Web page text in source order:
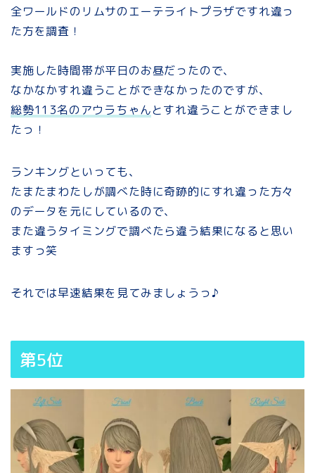
全ワールドのリムサのエーテライトプラザですれ違っ
た方を調査！
実施した時間帯が平日のお昼だったので、
なかなかすれ違うことができなかったのですが、
総勢113名のアウラちゃんとすれ違うことができまし
たっ！
ランキングといっても、
たまたまわたしが調べた時に奇跡的にすれ違った方々
のデータを元にしているので、
また違うタイミングで調べたら違う結果になると思い
ますっ笑
それでは早速結果を見てみましょうっ♪
第5位